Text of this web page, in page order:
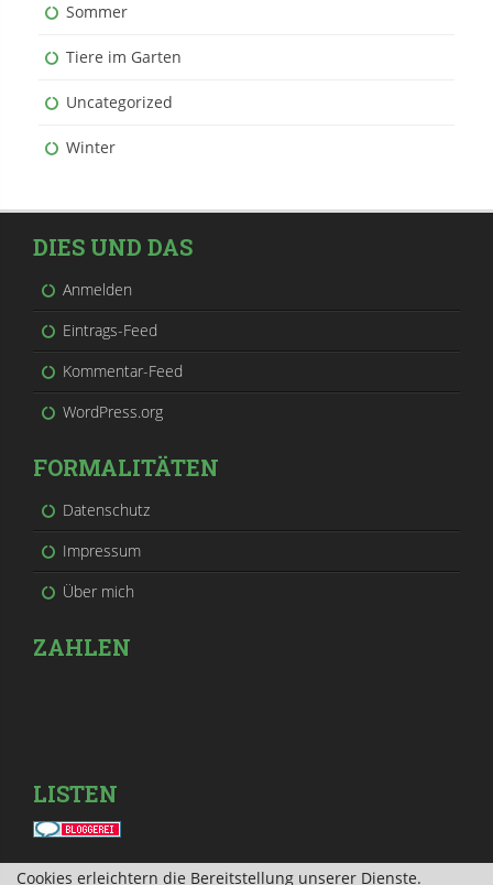
Sommer
Tiere im Garten
Uncategorized
Winter
DIES UND DAS
Anmelden
Eintrags-Feed
Kommentar-Feed
WordPress.org
FORMALITÄTEN
Datenschutz
Impressum
Über mich
ZAHLEN
LISTEN
Cookies erleichtern die Bereitstellung unserer Dienste.